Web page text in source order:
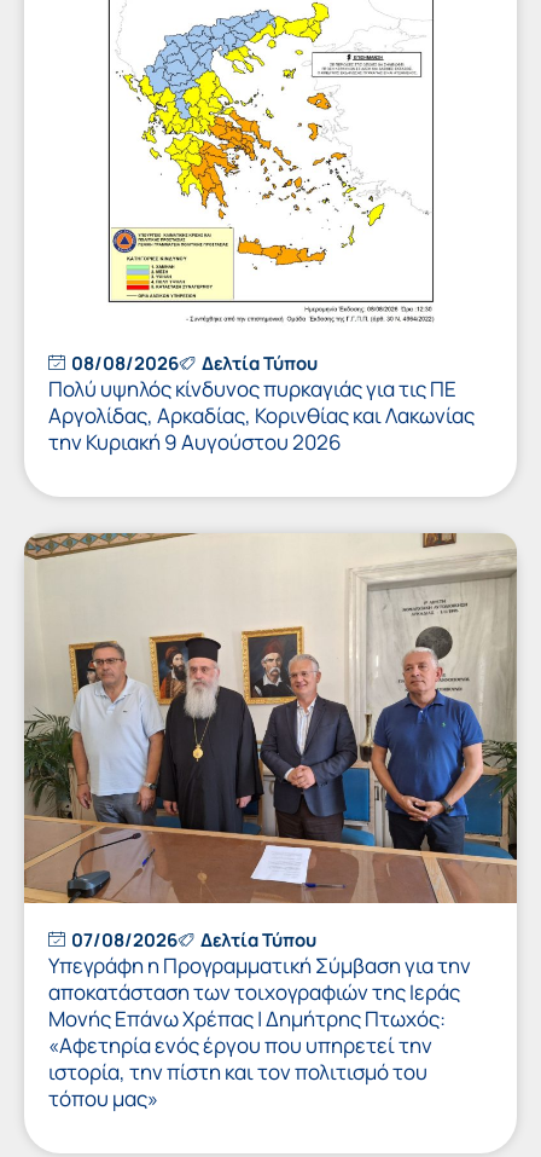
08/08/2026 Δελτία Τύπου
Πολύ υψηλός κίνδυνος πυρκαγιάς για τις ΠΕ
Αργολίδας, Αρκαδίας, Κορινθίας και Λακωνίας
την Κυριακή 9 Αυγούστου 2026
07/08/2026 Δελτία Τύπου
Υπεγράφη η Προγραμματική Σύμβαση για την
αποκατάσταση των τοιχογραφιών της Ιεράς
Μονής Επάνω Χρέπας | Δημήτρης Πτωχός:
«Αφετηρία ενός έργου που υπηρετεί την
ιστορία, την πίστη και τον πολιτισμό του
τόπου μας»